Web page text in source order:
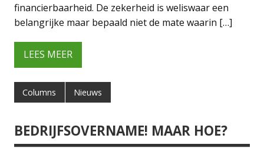
financierbaarheid. De zekerheid is weliswaar een
belangrijke maar bepaald niet de mate waarin […]
LEES MEER
Columns Nieuws
BEDRIJFSOVERNAME! MAAR HOE?